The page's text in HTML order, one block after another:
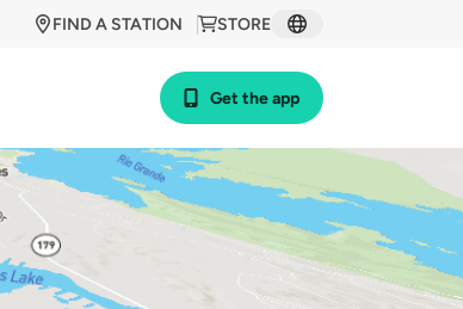
STORE
FIND A STATION
Get the app